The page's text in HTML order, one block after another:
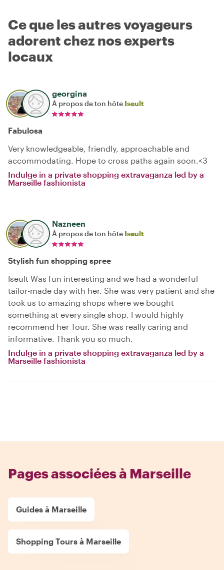
Ce que les autres voyageurs
adorent chez nos experts
locaux
georgina
À propos de ton hôte Iseult
Fabulosa
Very knowledgeable, friendly, approachable and
accommodating. Hope to cross paths again soon.<3
Indulge in a private shopping extravaganza led by a
Marseille fashionista
Nazneen
À propos de ton hôte Iseult
Stylish fun shopping spree
Iseult Was fun interesting and we had a wonderful
tailor-made day with her. She was very patient and she
took us to amazing shops where we bought
something at every single shop. I would highly
recommend her Tour. She was really caring and
informative. Thank you so much.
Indulge in a private shopping extravaganza led by a
Marseille fashionista
Pages associées à Marseille
Guides à Marseille
Shopping Tours à Marseille